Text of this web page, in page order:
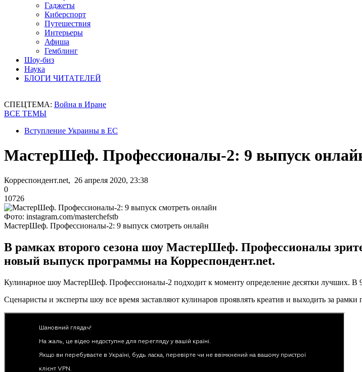
Гаджеты
Киберспорт
Путешествия
Интерьеры
Афиша
Гемблинг
Шоу-биз
Наука
БЛОГИ ЧИТАТЕЛЕЙ
СПЕЦТЕМА: Война в Иране
ВСЕ ТЕМЫ
Вступление Украины в ЕС
МастерШеф. Профессионалы-2: 9 выпуск
Корреспондент.net, 26 апреля 2020, 23:38
0
10726
Фото: instagram.com/masterchefstb
МастерШеф. Профессионалы-2: 9 выпуск смотреть онлайн
В рамках второго сезона шоу МастерШеф. Профессионалы
новый выпуск программы на Корреспондент.net.
Кулинарное шоу МастерШеф. Профессионалы-2 подходит к моменту определение десятки лучших. В
Сценаристы и эксперты шоу все время заставляют кулинаров проявлять креатив и выходить за